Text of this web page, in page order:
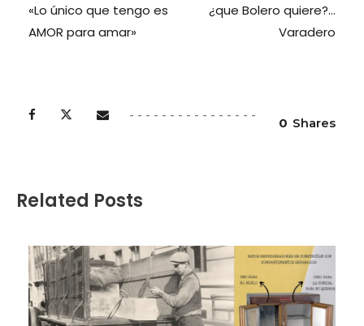
«Lo único que tengo es
AMOR para amar»
¿que Bolero quiere?…
Varadero
0 Shares
Related Posts